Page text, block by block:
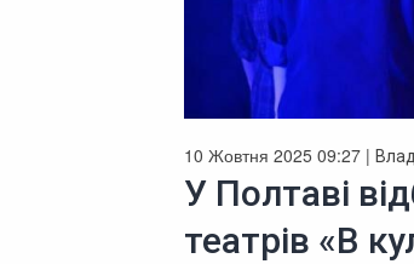
10 Жовтня 2025 09:27 |
У Полтаві
театрів «В